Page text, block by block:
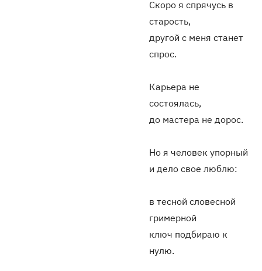
Скоро я спрячусь в
старость,
другой с меня станет
спрос.
Карьера не
состоялась,
до мастера не дорос.
Но я человек упорный
и дело свое люблю:
в тесной словесной
гримерной
ключ подбираю к
нулю.